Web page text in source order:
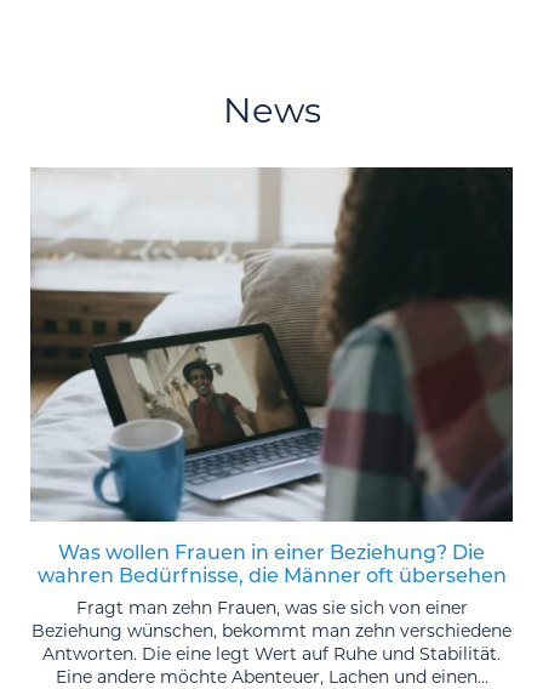
News
Was wollen Frauen in einer Beziehung? Die
wahren Bedürfnisse, die Männer oft übersehen
Fragt man zehn Frauen, was sie sich von einer
Beziehung wünschen, bekommt man zehn verschiedene
Antworten. Die eine legt Wert auf Ruhe und Stabilität.
Eine andere möchte Abenteuer, Lachen und einen...